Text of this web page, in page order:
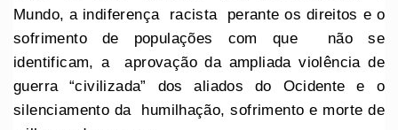
Mundo, a indiferença racista perante os direitos e o
sofrimento de populações com que não se
identificam, a aprovação da ampliada violência de
guerra “civilizada” dos aliados do Ocidente e o
silenciamento da humilhação, sofrimento e morte de